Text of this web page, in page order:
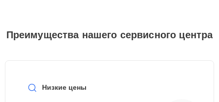
Преимущества нашего сервисного центра
Низкие цены